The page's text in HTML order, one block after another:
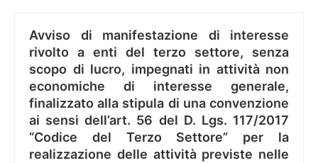
Avviso di manifestazione di interesse
rivolto a enti del terzo settore, senza
scopo di lucro, impegnati in attività non
economiche di interesse generale,
finalizzato alla stipula di una convenzione
ai sensi dell’art. 56 del D. Lgs. 117/2017
“Codice del Terzo Settore” per la
realizzazione delle attività previste nelle